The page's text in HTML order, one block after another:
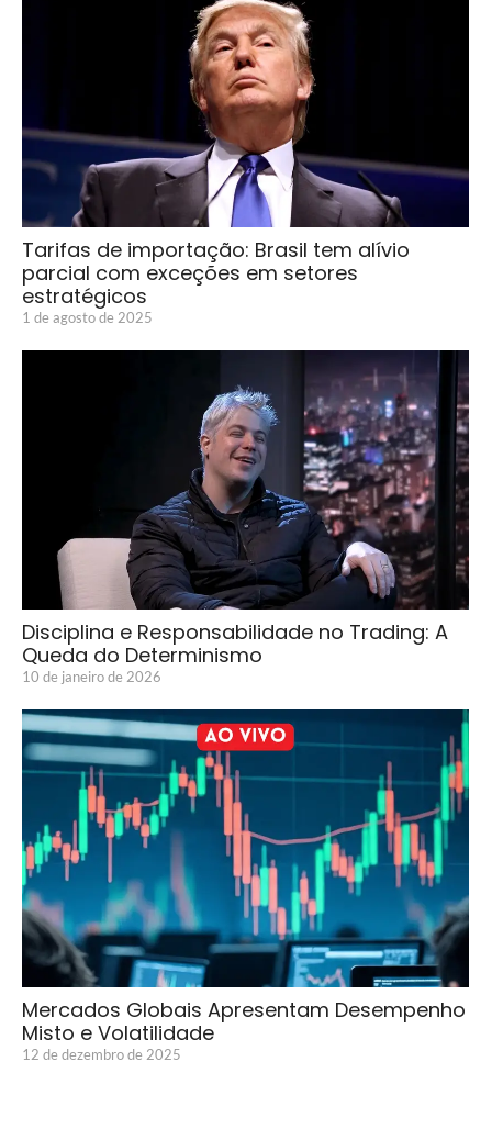
Tarifas de importação: Brasil tem alívio
parcial com exceções em setores
estratégicos
1 de agosto de 2025
Disciplina e Responsabilidade no Trading: A
Queda do Determinismo
10 de janeiro de 2026
Mercados Globais Apresentam Desempenho
Misto e Volatilidade
12 de dezembro de 2025